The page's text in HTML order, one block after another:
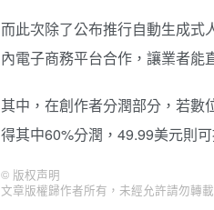
而此次除了公布推行自動生成式
內電子商務平台合作，讓業者能
其中，在創作者分潤部分，若數
得其中60%分潤，49.99美元則
© 版权声明
文章版權歸作者所有，未經允許請勿轉載